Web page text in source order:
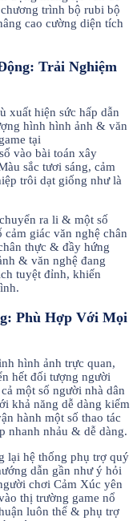
trình bộ rubi bộ
cao cường diện tích
Trải Nghiệm
xuất hiện sức hấp dẫn
hình hình ảnh & văn
tại
vào bài toán xây
sắc tươi sáng, cảm
trôi dạt giống như là
ra li & một số
giác văn nghệ chân
thực & đầy hứng
& văn nghệ đang
tuyệt đỉnh, khiến
Phù Hợp Với Mọi
hình ảnh trực quan,
hết đối tượng người
một số người nhà dân
khả năng dễ dàng kiếm
hành một số thao tác
nhanh nhảu & dễ dàng.
lại hệ thống phụ trợ quý
dẫn gần như ý hỏi
chơi Cảm Xúc yên
thị trường game nổ
luôn thể & phụ trợ